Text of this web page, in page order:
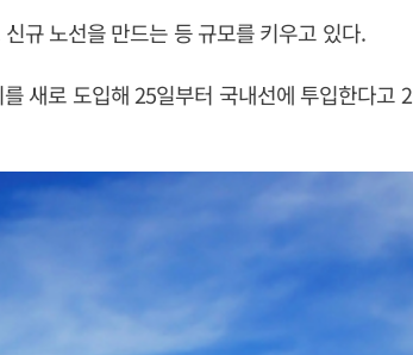
규 노선을 만드는 등 규모를 키우고 있다.
새로 도입해 25일부터 국내선에 투입한다고 2